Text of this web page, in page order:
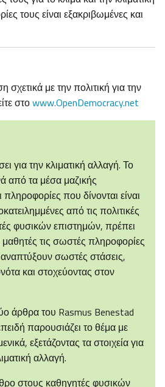
τους είναι εξακριβωμένες και
σχετικά με την πολιτική για την
στοwww.OpenDemocracy.net
για την κλιματική αλλαγή. Το
από τα μέσα μαζικής
που δίνονται είναι
από τις πολιτικές
φυσικών επιστημών, πρέπει
τις σωστές πληροφορίες
σωστές στάσεις,
και στοχεύοντας στον
άρθρα του Rasmus Benestad
παρουσιάζει το θέμα με
εξετάζοντας τα στοιχεία για
αλλαγή.
στους καθηγητές φυσικών